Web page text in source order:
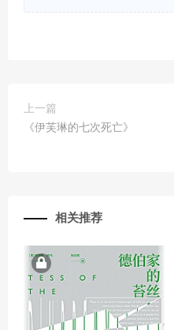
上一篇
《伊芙琳的七次死亡》
相关推荐